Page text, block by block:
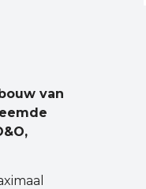
van